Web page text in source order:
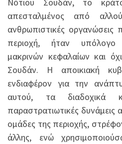
Νότιου Σουδάν, το
απεσταλμένος από
ανθρωπιστικές
περιοχή, ήταν υπόλογο
μακρινών κεφαλαίων και
Σουδάν. Η αποικιακή
ενδιαφέρον για την
αυτού, τα διαδοχικά
παραστρατιωτικές δυνάμεις
ομάδες της περιοχής,
άλλης, ενώ